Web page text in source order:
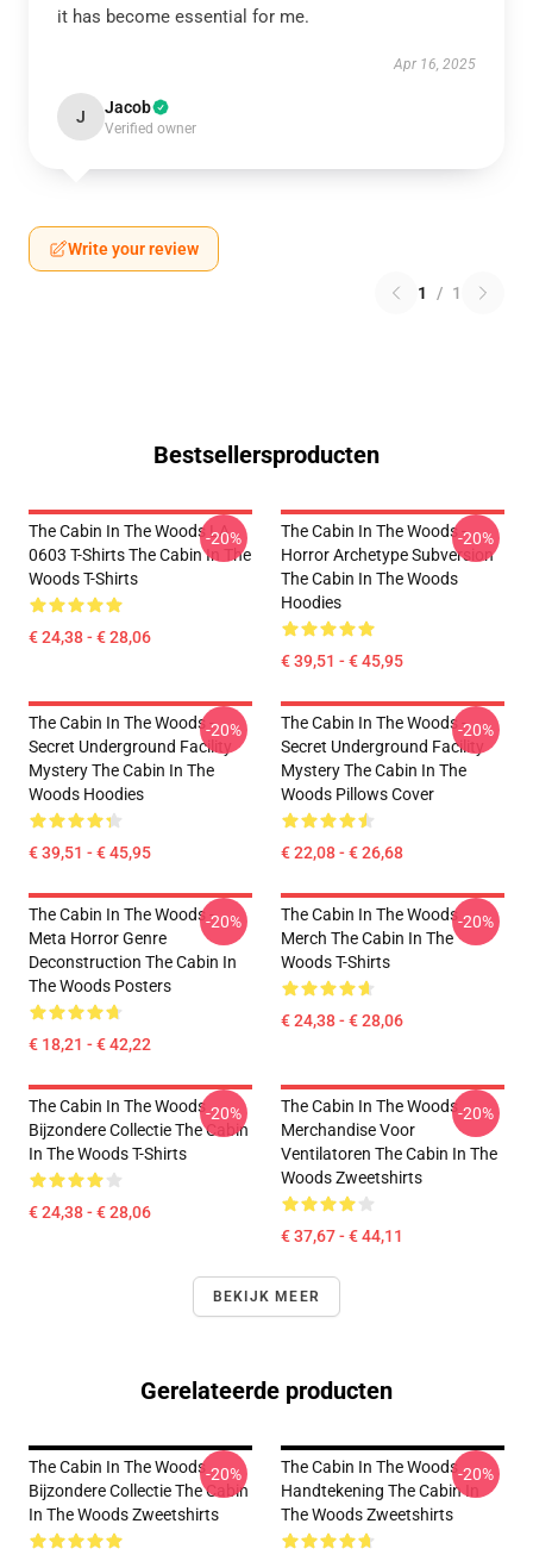
it has become essential for me.
Apr 16, 2025
J Jacob
Verified owner
Write your review
1 / 1
Bestsellersproducten
The Cabin In The Woods LA
0603 T-Shirts The Cabin In The
Woods T-Shirts
€ 24,38 - € 28,06
-20%
The Cabin In The Woods -
Horror Archetype Subversion
The Cabin In The Woods
Hoodies
€ 39,51 - € 45,95
-20%
The Cabin In The Woods -
Secret Underground Facility
Mystery The Cabin In The
Woods Hoodies
€ 39,51 - € 45,95
-20%
The Cabin In The Woods -
Secret Underground Facility
Mystery The Cabin In The
Woods Pillows Cover
€ 22,08 - € 26,68
-20%
The Cabin In The Woods -
Meta Horror Genre
Deconstruction The Cabin In
The Woods Posters
€ 18,21 - € 42,22
-20%
The Cabin In The Woods
Merch The Cabin In The
Woods T-Shirts
€ 24,38 - € 28,06
-20%
The Cabin In The Woods
Bijzondere Collectie The Cabin
In The Woods T-Shirts
€ 24,38 - € 28,06
-20%
The Cabin In The Woods
Merchandise Voor
Ventilatoren The Cabin In The
Woods Zweetshirts
€ 37,67 - € 44,11
-20%
BEKIJK MEER
Gerelateerde producten
The Cabin In The Woods
Bijzondere Collectie The Cabin
In The Woods Zweetshirts
-20%
The Cabin In The Woods
Handtekening The Cabin In
The Woods Zweetshirts
-20%